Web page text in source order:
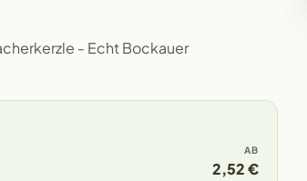
- Echt Bockauer
AB
2,52 €